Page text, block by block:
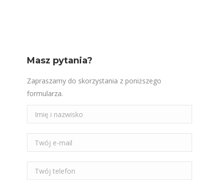
Masz pytania?
Zapraszamy do skorzystania z poniższego
formularza.